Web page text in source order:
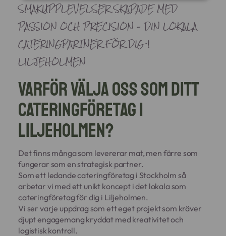
SMAKUPPLEVELSER SKAPADE MED
PASSION OCH PRECISION – DIN LOKALA
CATERINGPARTNER FÖR DIG I
LILJEHOLMEN
Varför välja oss som ditt
cateringföretag i
Liljeholmen?
Det finns många som levererar mat, men färre som
fungerar som en strategisk partner.
Som ett ledande cateringföretag i Stockholm så
arbetar vi med ett unikt koncept i det lokala som
cateringföretag för dig i Liljeholmen.
Vi ser varje uppdrag som ett eget projekt som kräver
djupt engagemang kryddat med kreativitet och
logistisk kontroll.